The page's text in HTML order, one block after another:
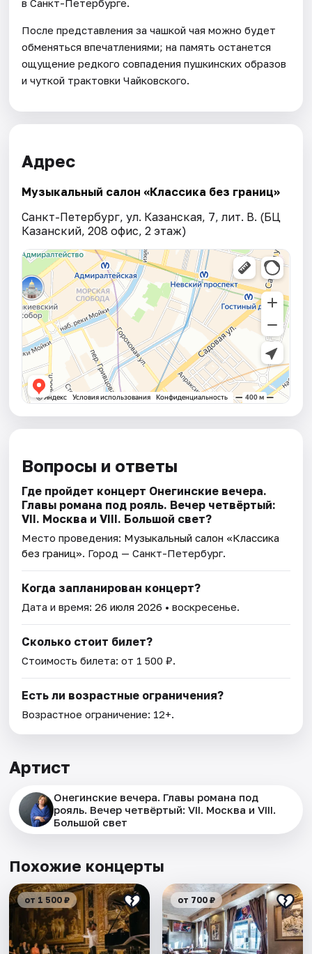
в Санкт-Петербурге.
После представления за чашкой чая можно будет
обменяться впечатлениями; на память останется
ощущение редкого совпадения пушкинских образов
и чуткой трактовки Чайковского.
Адрес
Музыкальный салон «Классика без границ»
Санкт-Петербург, ул. Казанская, 7, лит. В. (БЦ
Казанский, 208 офис, 2 этаж)
Вопросы и ответы
Где пройдет концерт Онегинские вечера.
Главы романа под рояль. Вечер четвёртый:
VII. Москва и VIII. Большой свет?
Место проведения: Музыкальный салон «Классика
без границ». Город — Санкт-Петербург.
Когда запланирован концерт?
Дата и время:26 июля 2026 • воскресенье.
Сколько стоит билет?
Стоимость билета: от 1 500 ₽.
Есть ли возрастные ограничения?
Возрастное ограничение: 12+.
Артист
Онегинские вечера. Главы романа под
рояль. Вечер четвёртый: VII. Москва и VIII.
Большой свет
Похожие концерты
от 1 500 ₽ от 700 ₽